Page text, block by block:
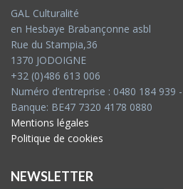
GAL Culturalité
en Hesbaye Brabançonne asbl
Rue du Stampia,36
1370 JODOIGNE
+32 (0)486 613 006
Numéro d’entreprise : 0480 184 939
Banque: BE47 7320 4178 0880
Mentions légales
Politique de cookies
NEWSLETTER